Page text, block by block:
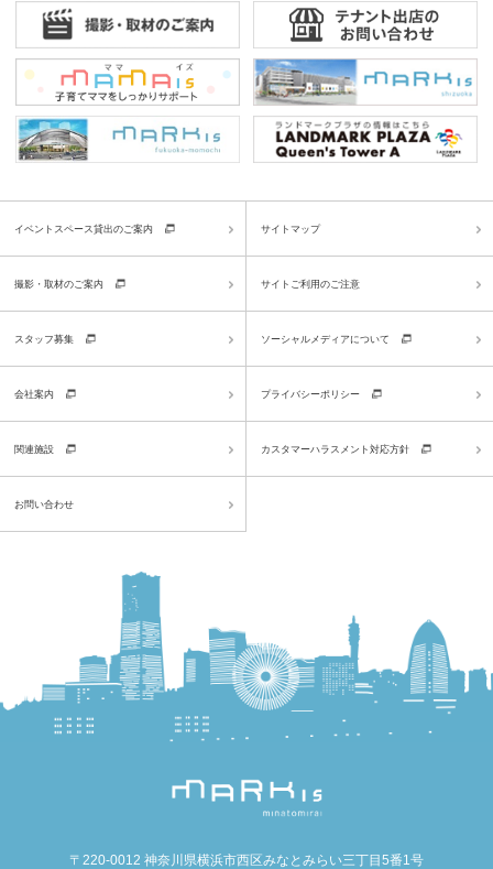
イベントスペース貸出のご案内
撮影・取材のご案内
スタッフ募集
会社案内
関連施設
お問い合わせ
サイトマップ
サイトご利用のご注意
ソーシャルメディアについて
プライバシーポリシー
カスタマーハラスメント対応方針
〒220-0012 神奈川県横浜市西区みなとみらい三丁目5番1号